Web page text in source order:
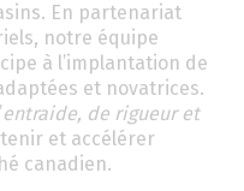
En partenariat
notre équipe
à l’implantation de
et novatrices.
entraide, de rigueur et
et accélérer
canadien.